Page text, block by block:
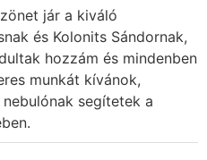
jár a kiváló
és Kolonits Sándornak,
hozzám és mindenben
munkát kívánok,
segítetek a